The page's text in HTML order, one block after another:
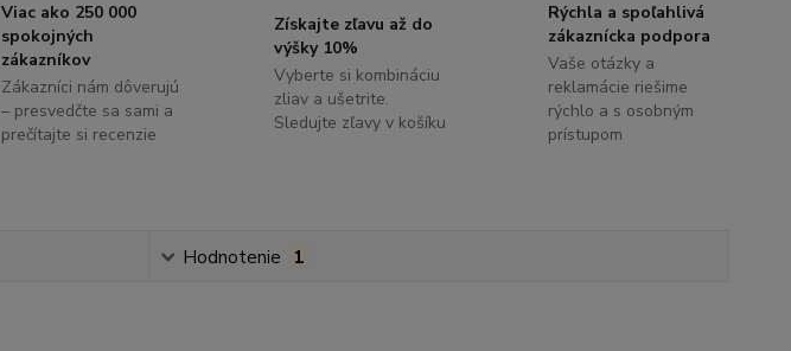
Viac ako 250 000
spokojných
zákazníkov
Zákazníci nám dôverujú
– presvedčte sa sami a
prečítajte si recenzie
Získajte zľavu až do
výšky 10%
Vyberte si kombináciu
zliav a ušetrite.
Sledujte zľavy v košíku
Rýchla a spoľahlivá
zákaznícka podpora
Vaše otázky a
reklamácie riešime
rýchlo a s osobným
prístupom
Hodnotenie 1